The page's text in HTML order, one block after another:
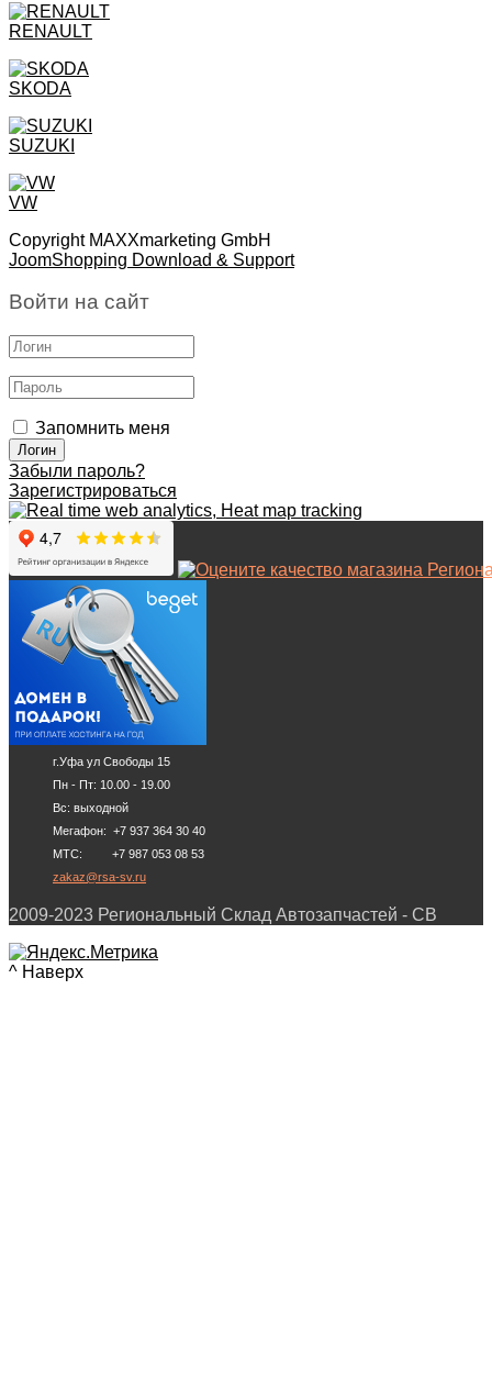
RENAULT
SKODA
SUZUKI
VW
Copyright MAXXmarketing GmbH
JoomShopping Download & Support
Войти на сайт
Запомнить меня
Забыли пароль?
Зарегистрироваться
г.Уфа ул Свободы 15
Пн - Пт: 10.00 - 19.00
Вс: выходной
Мегафон: +7 937 364 30 40
МТС: +7 987 053 08 53
zakaz@rsa-sv.ru
2009-2023 Региональный Склад Автозапчастей - СВ
^ Наверх